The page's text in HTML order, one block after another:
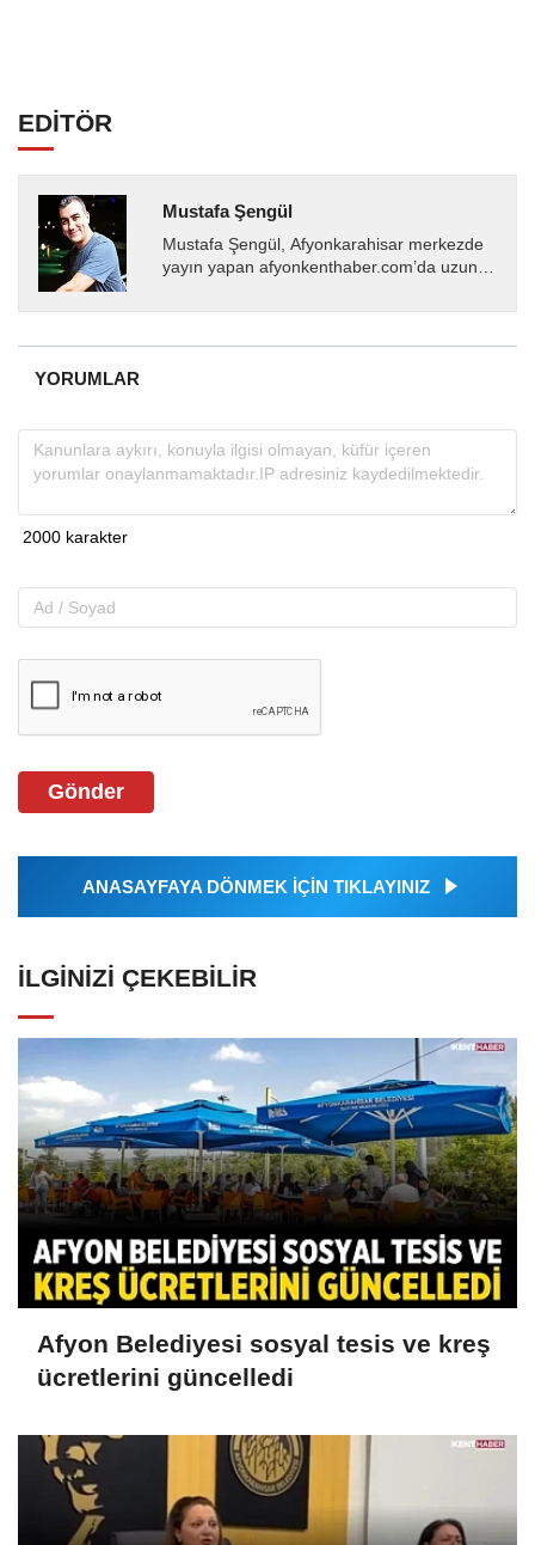
EDİTÖR
Mustafa Şengül
Mustafa Şengül, Afyonkarahisar merkezde
yayın yapan afyonkenthaber.com’da uzun
almakta, haber akışı...
YORUMLAR
Gönder
ANASAYFAYA DÖNMEK İÇİN TIKLAYINIZ
İLGINIZI ÇEKEBILIR
Afyon Belediyesi sosyal tesis ve kreş
ücretlerini güncelledi